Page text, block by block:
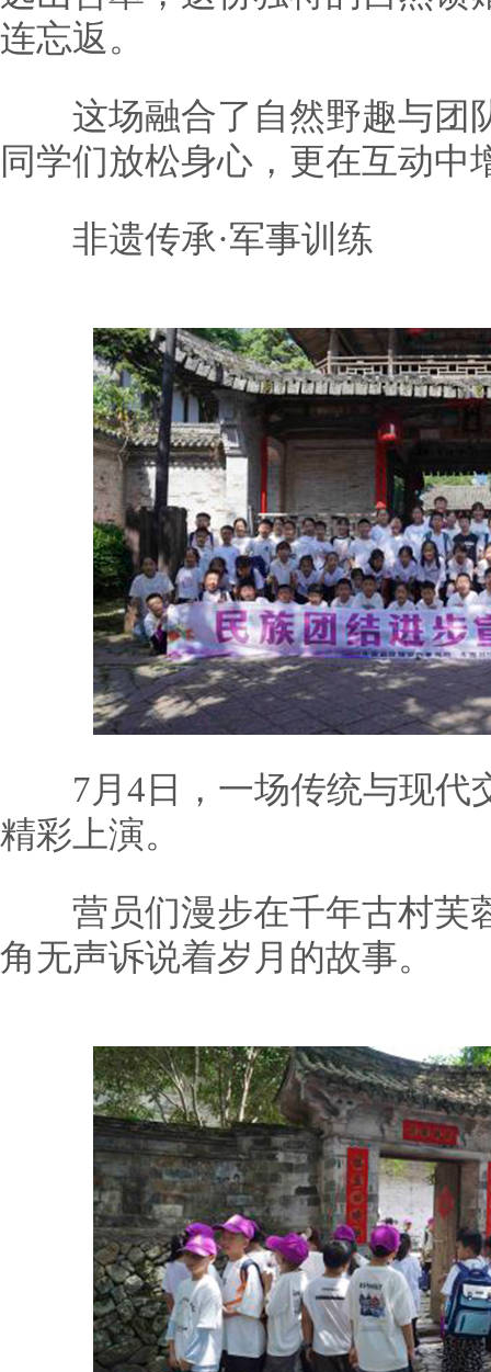
连忘返。
这场融合了自然野趣与团
同学们放松身心，更在互动中
非遗传承·军事训练
7月4日，一场传统与现代
精彩上演。
营员们漫步在千年古村芙
角无声诉说着岁月的故事。